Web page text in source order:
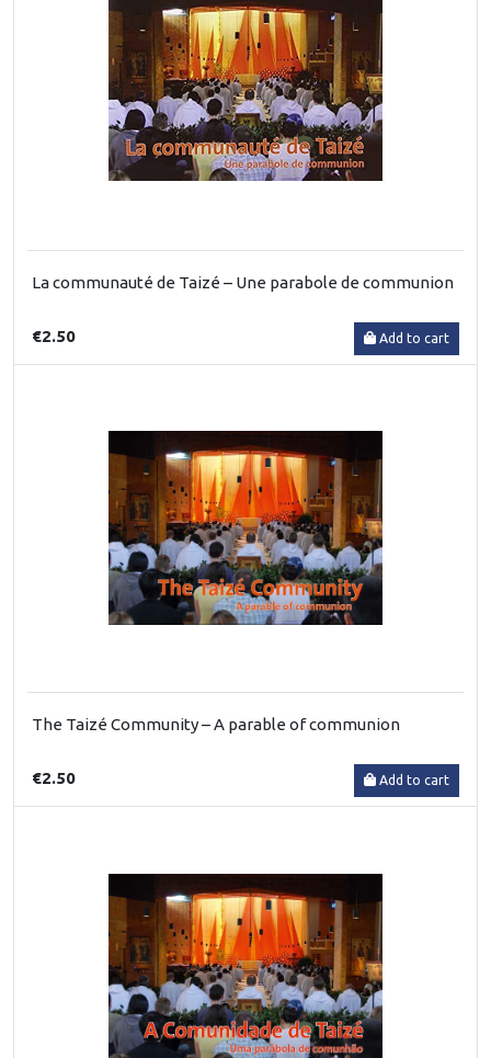
La communauté de Taizé – Une parabole de communion
€2.50 Add to cart
The Taizé Community – A parable of communion
€2.50 Add to cart